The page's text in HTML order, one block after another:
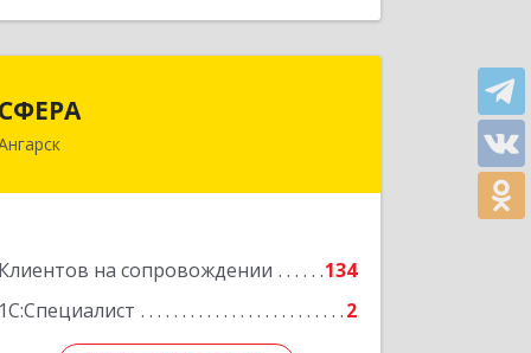
СФЕРА
Клиентов на сопровождении
134
1С:Специалист
2
665816, Иркутская обл, Ангарск г, 177-